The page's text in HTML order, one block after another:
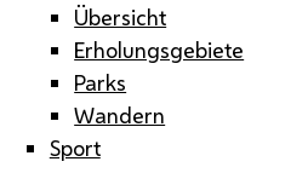
Übersicht
Erholungsgebiete
Parks
Wandern
Sport